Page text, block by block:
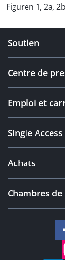
Figuren 1, 2a,
Soutien
Centre de
Emploi et
Single
Achats
Chambres